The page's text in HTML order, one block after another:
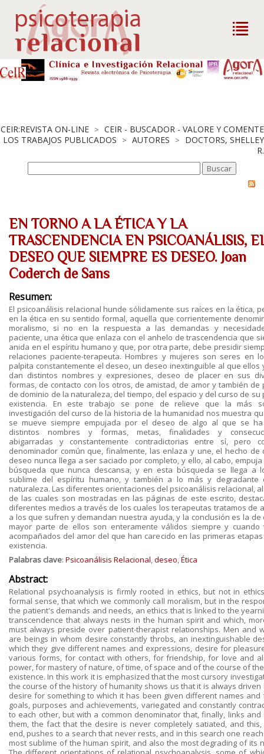
CEIR:REVISTA ON-LINE > CEIR - BUSCADOR - VALORE Y COMENTE
LOS TRABAJOS PUBLICADOS > AUTORES > DOCTORS, SHELLEY
R.
EN TORNO A LA ÉTICA Y LA
TRASCENDENCIA EN PSICOANÁLISIS,
DESEO QUE SIEMPRE ES DESEO. Joan
Coderch de Sans
Resumen:
El psicoanálisis relacional hunde sólidamente sus raíces en la ética,
en la ética en su sentido formal, aquella que corrientemente
moralismo, si no en la respuesta a las demandas y
paciente, una ética que enlaza con el anhelo de trascendencia que
anida en el espíritu humano y que, por otra parte, debe presidir
relaciones paciente-terapeuta. Hombres y mujeres son seres en
palpita constantemente el deseo, un deseo inextinguible al que ellos
dan distintos nombres y expresiones, deseo de placer en sus
formas, de contacto con los otros, de amistad, de amor y también de
de dominio de la naturaleza, del tiempo, del espacio y del curso de su
existencia. En este trabajo se pone de relieve que la más
investigación del curso de la historia de la humanidad nos muestra
se mueve siempre empujada por el deseo de algo al que se
distintos nombres y formas, metas, finalidades y
abigarradas y constantemente contradictorias entre sí, pero
denominador común que, finalmente, las enlaza y une, el hecho de
deseo nunca llega a ser saciado por completo, y ello, al cabo,
búsqueda que nunca descansa, y en esta búsqueda se llega a
sublime del espíritu humano, y también a lo más y degradante
naturaleza. Las diferentes orientaciones del psicoanálisis relacional,
de las cuales son mostradas en las páginas de este escrito,
diferentes medios a través de los cuales los terapeutas tratamos de
a los que sufren y demandan nuestra ayuda, y la conclusión es la de
mayor parte de ellos son enteramente válidos siempre y cuando
acompañados del amor del que han carecido en las primeras
existencia.
Palabras clave: Psicoanálisis Relacional,deseo,Ética
Abstract:
Relational psychoanalysis is firmly rooted in ethics, but not in
formal sense, that which we commonly call moralism, but in the
the patient's demands and needs, an ethics that is linked to the
transcendence that always nests in the human spirit and which,
must always preside over patient-therapist relationships. Men and
are beings in whom desire constantly throbs, an inextinguishable
which they give different names and expressions, desire for
various forms, for contact with others, for friendship, for love and
power, for mastery of nature, of time, of space and of the course of
existence. In this work it is emphasized that the most cursory
the course of the history of humanity shows us that it is always driven
desire for something to which it has been given different names and
goals, purposes and achievements, variegated and constantly
to each other, but with a common denominator that, finally, links and
them, the fact that the desire is never completely satiated, and
end, pushes to a search that never rests, and in this search one
most sublime of the human spirit, and also the most degrading of its